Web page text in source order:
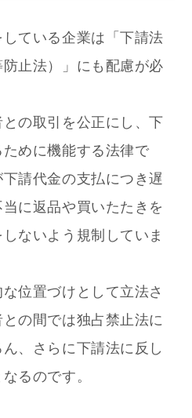
ている企業は「下請法
防止法）」にも配慮が必
の取引を公正にし、下
めに機能する法律で
請代金の支払につき遅
に返品や買いたたきを
ないよう規制していま
位置づけとして立法さ
の間では独占禁止法に
、さらに下請法に反し
るのです。